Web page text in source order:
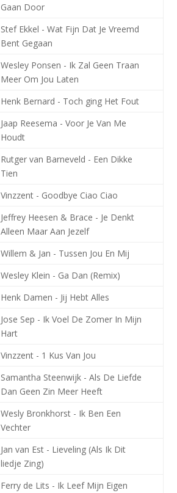
Gaan Door
Stef Ekkel - Wat Fijn Dat Je Vreemd
Bent Gegaan
Wesley Ponsen - Ik Zal Geen Traan
Meer Om Jou Laten
Henk Bernard - Toch ging Het Fout
Jaap Reesema - Voor Je Van Me
Houdt
Rutger van Barneveld - Een Dikke
Tien
Vinzzent - Goodbye Ciao Ciao
Jeffrey Heesen & Brace - Je Denkt
Alleen Maar Aan Jezelf
Willem & Jan - Tussen Jou En Mij
Wesley Klein - Ga Dan (Remix)
Henk Damen - Jij Hebt Alles
Jose Sep - Ik Voel De Zomer In Mijn
Hart
Vinzzent - 1 Kus Van Jou
Samantha Steenwijk - Als De Liefde
Dan Geen Zin Meer Heeft
Wesly Bronkhorst - Ik Ben Een
Vechter
Jan van Est - Lieveling (Als Ik Dit
liedje Zing)
Ferry de Lits - Ik Leef Mijn Eigen